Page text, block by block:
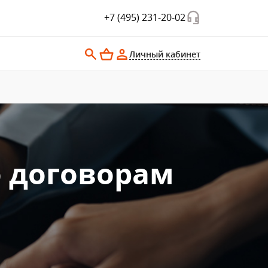
+7 (495) 231-20-02
Личный кабинет
договорам